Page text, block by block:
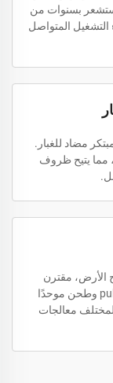
ستشعر بسنوات من
التشغيل المتواصل
مضاد للغبار.
مما يتيح ظروف
الأرض، مقترن
بتصميم دقيق للزاوية الانحناء. يحقق ت pulishing وطحن موحدًا
لمختلف معالجات